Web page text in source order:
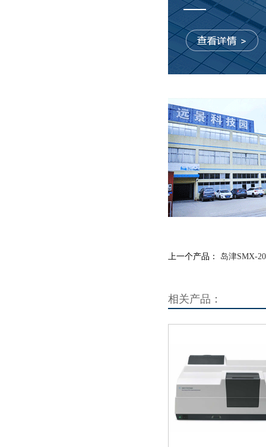
上一个产品： 岛津SMX-
相关产品：